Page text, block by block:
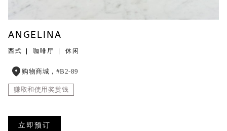
ANGELINA
西式 咖啡厅 休闲
购物商城，#B2-89
赚取和使用奖赏钱
立即预订